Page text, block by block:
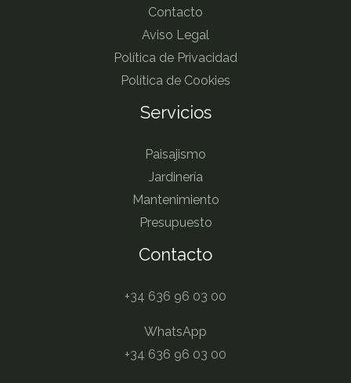
Contacto
Aviso Legal
Política de Privacidad
Política de Cookies
Servicios
Paisajismo
Jardinería
Mantenimiento
Presupuesto
Contacto
+34 636 96 03 00
WhatsApp
+34 636 96 03 00